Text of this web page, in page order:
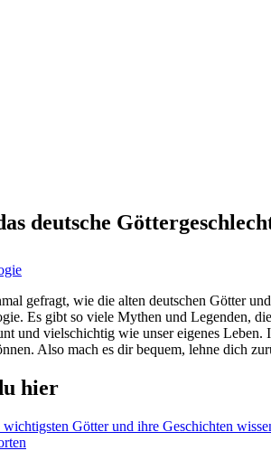
deutsche
gefragt, wie die alten deutschen Götter
Es gibt so viele Mythen und Legenden,
und vielschichtig wie unser⁤ eigenes
Also mach es ⁣dir‍ bequem, lehne ⁢dich
hier
wichtigsten Götter und ‍ihre Geschichten